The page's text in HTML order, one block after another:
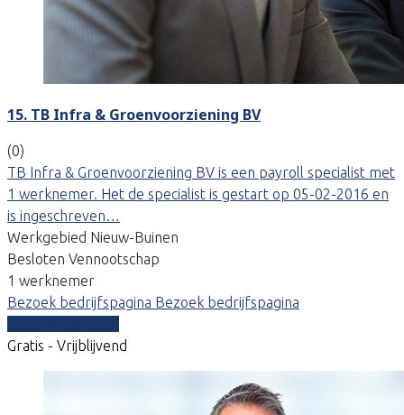
15. TB Infra & Groenvoorziening BV
(0)
TB Infra & Groenvoorziening BV is een payroll specialist met
1 werknemer. Het de specialist is gestart op 05-02-2016 en
is ingeschreven…
Werkgebied Nieuw-Buinen
Besloten Vennootschap
1 werknemer
Bezoek bedrijfspagina Bezoek bedrijfspagina
Gratis - Vrijblijvend